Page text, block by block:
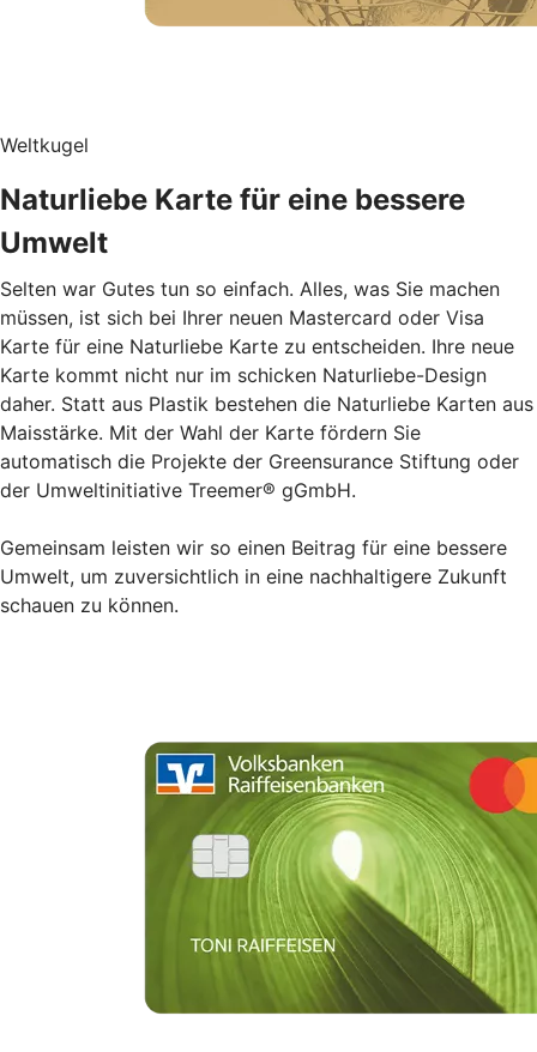
Weltkugel
Naturliebe Karte für eine bessere
Umwelt
Selten war Gutes tun so einfach. Alles, was Sie machen
müssen, ist sich bei Ihrer neuen Mastercard oder Visa
Karte für eine Naturliebe Karte zu entscheiden. Ihre neue
Karte kommt nicht nur im schicken Naturliebe-Design
daher. Statt aus Plastik bestehen die Naturliebe Karten aus
Maisstärke. Mit der Wahl der Karte fördern Sie
automatisch die Projekte der Greensurance Stiftung oder
der Umweltinitiative Treemer® gGmbH.
Gemeinsam leisten wir so einen Beitrag für eine bessere
Umwelt, um zuversichtlich in eine nachhaltigere Zukunft
schauen zu können.